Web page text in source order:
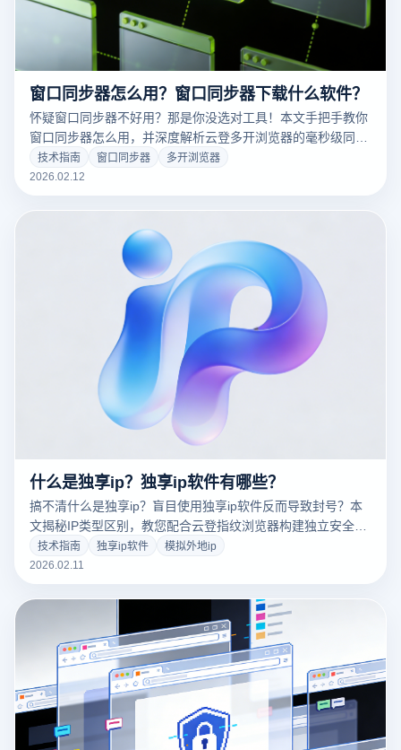
窗口同步器怎么用？窗口同步器下载什么软件？
怀疑窗口同步器不好用？那是你没选对工具！本文手把手教你
窗口同步器怎么用，并深度解析云登多开浏览器的毫秒级同步
黑科技。从指纹防关联到百窗实时协同，助您实现人效提升15
倍的运营奇迹。立即点击阅读，获取专业级同步方案！
技术指南 窗口同步器
多开浏览器
2026.02.12
什么是独享ip？独享ip软件有哪些？
搞不清什么是独享ip？盲目使用独享ip软件反而导致封号？本
文揭秘IP类型区别，教您配合云登指纹浏览器构建独立安全环
境，彻底解决账号关联难题。点击掌握防封秘籍！
技术指南 独享ip软件
模拟外地ip
2026.02.11